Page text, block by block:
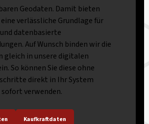
Geodaten. Damit bieten
verlässliche Grundlage für
datenbasierte
Auf Wunsch binden wir die
gleich in unsere digitalen
So können Sie diese ohne
direkt in Ihr System
sofort verwenden.
Kaufkraftdaten